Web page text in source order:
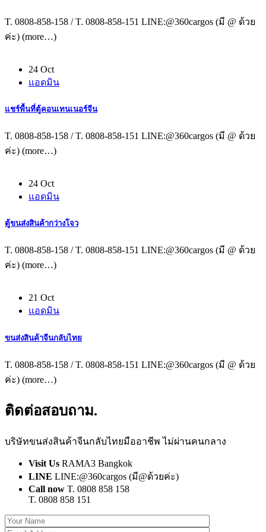
T. 0808-858-158 / T. 0808-858-151 LINE:@360cargos (มี @ ด้วย
ค่ะ) (more…)
24 Oct
แอดมิน
แชร์พื้นที่ตู้คอนเทนเนอร์จีน
T. 0808-858-158 / T. 0808-858-151 LINE:@360cargos (มี @ ด้วย
ค่ะ) (more…)
24 Oct
แอดมิน
ตู้ขนส่งสินค้ากว่างโจว
T. 0808-858-158 / T. 0808-858-151 LINE:@360cargos (มี @ ด้วย
ค่ะ) (more…)
21 Oct
แอดมิน
ขนส่งสินค้าจีนกลับไทย
T. 0808-858-158 / T. 0808-858-151 LINE:@360cargos (มี @ ด้วย
ค่ะ) (more…)
ติดต่อสอบถาม.
บริษัทขนส่งสินค้าจีนกลับไทยมืออาชีพ ไม่ผ่านคนกลาง
Visit Us RAMA3 Bangkok
LINE LINE:@360cargos (มี@ด้วยค่ะ)
Call now T. 0808 858 158
T. 0808 858 151